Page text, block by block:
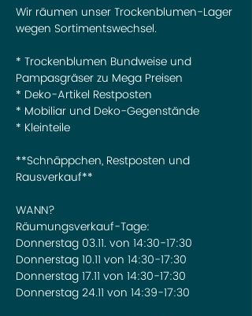
Wir räumen unser Trockenblumen-Lager
wegen Sortimentswechsel.
* Trockenblumen Bundweise und
Pampasgräser zu Mega Preisen
* Deko-Artikel Restposten
* Mobiliar und Deko-Gegenstände
* Kleinteile
**Schnäppchen, Restposten und
Rausverkauf**
WANN?
Räumungsverkauf-Tage:
Donnerstag 03.11. von 14:30-17:30
Donnerstag 10.11 von 14:30-17:30
Donnerstag 17.11 von 14:30-17:30
Donnerstag 24.11 von 14:39-17:30